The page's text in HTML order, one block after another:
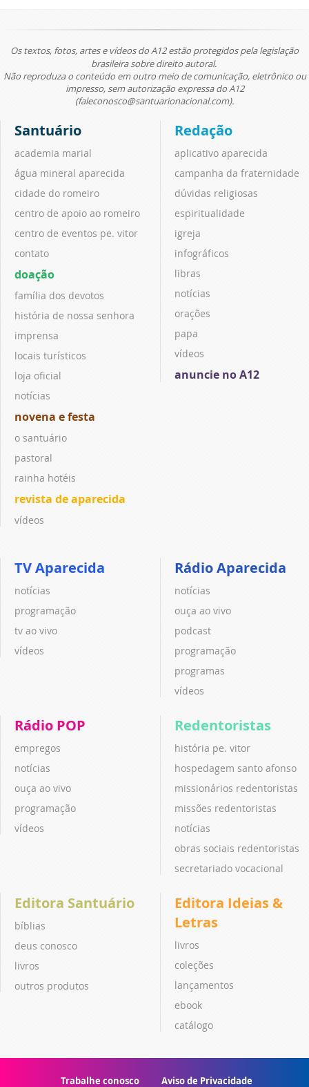
Os textos, fotos, artes e vídeos do A12 estão protegidos pela legislação
brasileira sobre direito autoral.
Não reproduza o conteúdo em outro meio de comunicação, eletrônico ou
impresso, sem autorização expressa do A12
(faleconosco@santuarionacional.com).
Santuário
academia marial
água mineral aparecida
cidade do romeiro
centro de apoio ao romeiro
centro de eventos pe. vitor
contato
doação
família dos devotos
história de nossa senhora
imprensa
locais turísticos
loja oficial
notícias
novena e festa
o santuário
pastoral
rainha hotéis
revista de aparecida
vídeos
Redação
aplicativo aparecida
campanha da fraternidade
dúvidas religiosas
espiritualidade
igreja
infográficos
libras
notícias
orações
papa
vídeos
anuncie no A12
TV Aparecida
notícias
programação
tv ao vivo
vídeos
Rádio Aparecida
notícias
ouça ao vivo
podcast
programação
programas
vídeos
Rádio POP
empregos
notícias
ouça ao vivo
programação
vídeos
Redentoristas
história pe. vitor
hospedagem santo afonso
missionários redentoristas
missões redentoristas
notícias
obras sociais redentoristas
secretariado vocacional
Editora Santuário
bíblias
deus conosco
livros
outros produtos
Editora Ideias &
Letras
livros
coleções
lançamentos
ebook
catálogo
Trabalhe conosco Aviso de Privacidade